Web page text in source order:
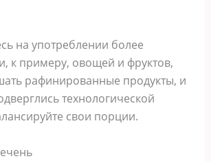
на употреблении более
к примеру, овощей и фруктов,
рафинированные продукты, и
технологической
свои порции.